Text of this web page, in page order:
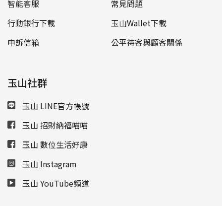
智能客服
常見問題
行動銀行下載
玉山Wallet下載
申訴信箱
公平待客與顧客關係
玉山社群
玉山 LINE官方帳號
玉山 招財納福喵喵
玉山 數位生活好康
玉山 Instagram
玉山 YouTube頻道